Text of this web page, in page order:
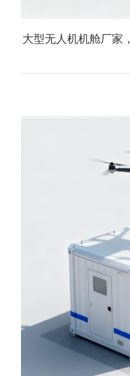
大型无人机机舱厂家